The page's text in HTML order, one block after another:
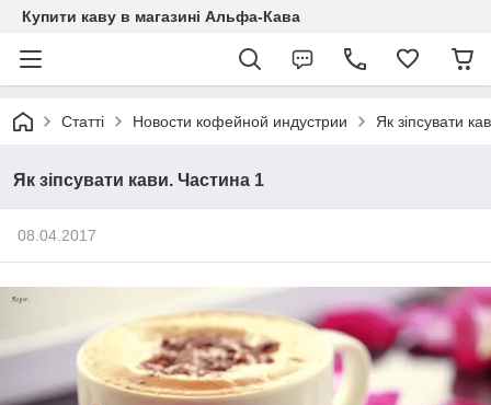
Купити каву в магазині Альфа-Кава
Статті Новости кофейной индустрии Як зіпсувати
Як зіпсувати кави. Частина 1
08.04.2017